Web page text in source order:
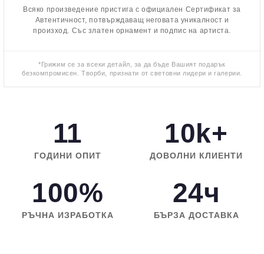
Всяко произведение пристига с официален Сертификат за
Автентичност, потвърждаващ неговата уникалност и
произход. Със златен орнамент и подпис на артиста.
*Грижим се за всеки детайл, за да бъде Вашият подарък
безкомпромисен. Творби, признати от световни лидери и галерии.
11
ГОДИНИ ОПИТ
10k+
ДОВОЛНИ КЛИЕНТИ
100%
РЪЧНА ИЗРАБОТКА
24ч
БЪРЗА ДОСТАВКА